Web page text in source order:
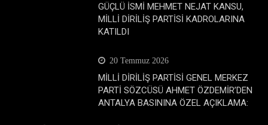
GÜÇLÜ İSMİ MEHMET NEJAT KANSU,
MİLLİ DİRİLİŞ PARTİSİ KADROLARINA
KATILDI
20 Temmuz 2026
MİLLİ DİRİLİŞ PARTİSİ GENEL MERKEZ
PARTİ SÖZCÜSÜ AHMET ÖZDEMİR’DEN
ANTALYA BASININA ÖZEL AÇIKLAMA: